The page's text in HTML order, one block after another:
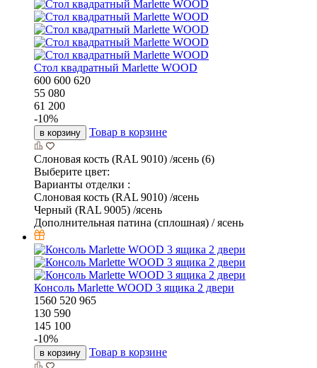
Стол квадратный Marlette WOOD
600 600 620
55 080
61 200
-10%
в корзину Товар в корзине
Слоновая кость (RAL 9010) /ясень (6)
Выберите цвет:
Варианты отделки :
Слоновая кость (RAL 9010) /ясень
Черный (RAL 9005) /ясень
Дополнительная патина (сплошная) / ясень
Консоль Marlette WOOD 3 ящика 2 двери
1560 520 965
130 590
145 100
-10%
в корзину Товар в корзине